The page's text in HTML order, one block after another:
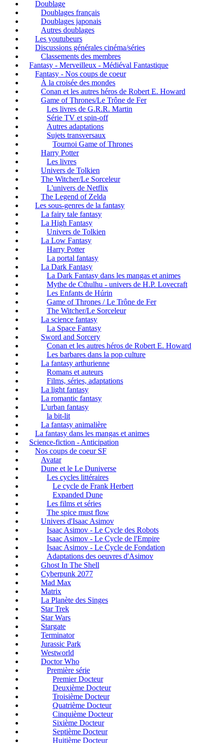
Doublage
Doublages français
Doublages japonais
Autres doublages
Les youtubeurs
Discussions générales cinéma/séries
Classements des membres
Fantasy - Merveilleux - Médiéval Fantastique
Fantasy - Nos coups de coeur
À la croisée des mondes
Conan et les autres héros de Robert E. Howard
Game of Thrones/Le Trône de Fer
Les livres de G.R.R. Martin
Série TV et spin-off
Autres adaptations
Sujets transversaux
Tournoi Game of Thrones
Harry Potter
Les livres
Univers de Tolkien
The Witcher/Le Sorceleur
L'univers de Netflix
The Legend of Zelda
Les sous-genres de la fantasy
La fairy tale fantasy
La High Fantasy
Univers de Tolkien
La Low Fantasy
Harry Potter
La portal fantasy
La Dark Fantasy
La Dark Fantasy dans les mangas et animes
Mythe de Cthulhu - univers de H.P. Lovecraft
Les Enfants de Húrin
Game of Thrones / Le Trône de Fer
The Witcher/Le Sorceleur
La science fantasy
La Space Fantasy
Sword and Sorcery
Conan et les autres héros de Robert E. Howard
Les barbares dans la pop culture
La fantasy arthurienne
Romans et auteurs
Films, séries, adaptations
La light fantasy
La romantic fantasy
L'urban fantasy
la bit-lit
La fantasy animalière
La fantasy dans les mangas et animes
Science-fiction - Anticipation
Nos coups de coeur SF
Avatar
Dune et le Le Duniverse
Les cycles littéraires
Le cycle de Frank Herbert
Expanded Dune
Les films et séries
The spice must flow
Univers d'Isaac Asimov
Isaac Asimov - Le Cycle des Robots
Isaac Asimov - Le Cycle de l'Empire
Isaac Asimov - Le Cycle de Fondation
Adaptations des oeuvres d'Asimov
Ghost In The Shell
Cyberpunk 2077
Mad Max
Matrix
La Planète des Singes
Star Trek
Star Wars
Stargate
Terminator
Jurassic Park
Westworld
Doctor Who
Première série
Premier Docteur
Deuxième Docteur
Troisième Docteur
Quatrième Docteur
Cinquième Docteur
Sixième Docteur
Septième Docteur
Huitième Docteur